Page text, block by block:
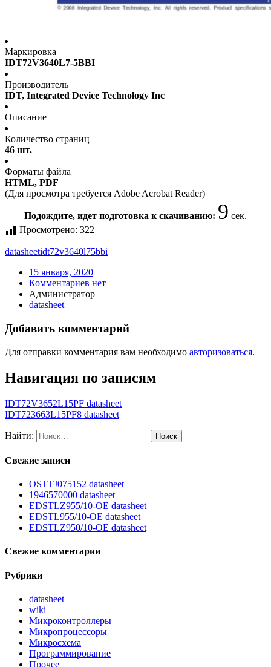
Маркировка
IDT72V3640L7-5BBI
Производитель
IDT, Integrated Device Technology Inc
Описание
Количество страниц
46 шт.
Форматы файла
HTML, PDF
(Для просмотра требуется Adobe Acrobat Reader)
Подождите, идет подготовка к скачиванию: 9 сек.
Просмотрено: 322
datasheetidt72v3640l75bbi
15 января, 2020
Комментариев нет
Администратор
datasheet
Добавить комментарий
Для отправки комментария вам необходимо авторизоваться.
Навигация по записям
IDT72V3652L15PF datasheet
IDT723663L15PF8 datasheet
Найти:
Свежие записи
OSTTJ075152 datasheet
1946570000 datasheet
EDSTLZ955/10-OE datasheet
EDSTL955/10-OE datasheet
EDSTLZ950/10-OE datasheet
Свежие комментарии
Рубрики
datasheet
wiki
Микроконтроллеры
Микропроцессоры
Микросхема
Программирование
Прочее